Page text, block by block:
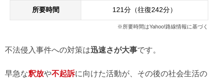
所要時間 121分（往復242分）
※所要時間はYahoo!路線情報に基づく
不法侵入事件への対策は迅速さが大事です。
早急な釈放や不起訴に向けた活動が、その後の社会生活の